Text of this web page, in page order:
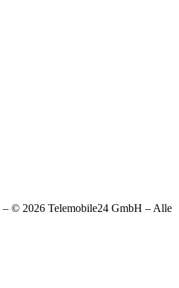
© 2026 Telemobile24 GmbH – Alle